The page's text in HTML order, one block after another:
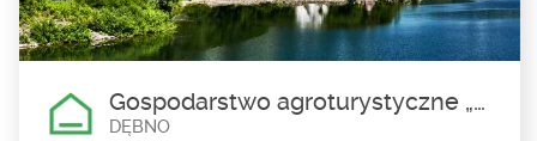
liczba miejsc noclegowych: 12
Gospodarstwo agroturystyczne „U Młynarczyków”, Krystyna i Wiesław Młynarczyk
DĘBNO